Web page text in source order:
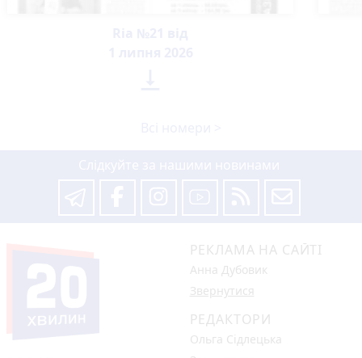
РЕКЛАМА НА САЙТІ
Анна Дубовик
Звернутися
РЕДАКТОРИ
Ольга Сідлецька